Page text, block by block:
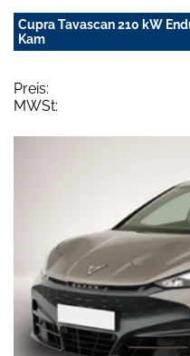
Cupra Tavascan 210 kW
Kam
Preis:
MWSt: